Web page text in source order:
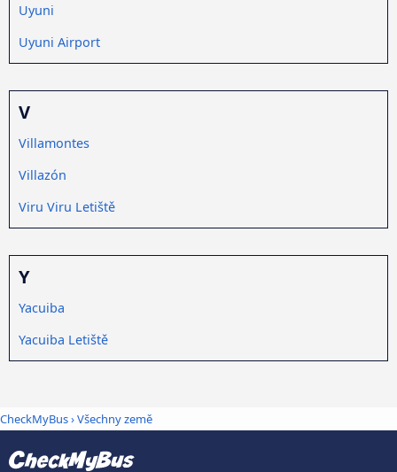
Uyuni
Uyuni Airport
V
Villamontes
Villazón
Viru Viru Letiště
Y
Yacuiba
Yacuiba Letiště
CheckMyBus›Všechny země